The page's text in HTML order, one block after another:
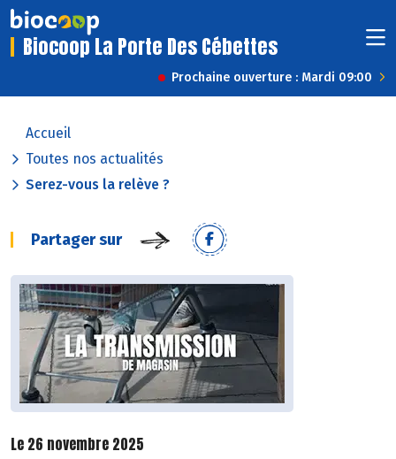
Biocoop La Porte Des Cébettes
Prochaine ouverture : Mardi 09:00
Accueil
Toutes nos actualités
Serez-vous la relève ?
Partager sur
Le 26 novembre 2025